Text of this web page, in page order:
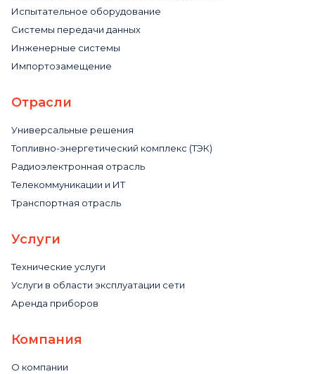
Испытательное оборудование
Системы передачи данных
Инженерные системы
Импортозамещение
Отрасли
Универсальные решения
Топливно-энергетический комплекс (ТЭК)
Радиоэлектронная отрасль
Телекоммуникации и ИТ
Транспортная отрасль
Услуги
Технические услуги
Услуги в области эксплуатации сети
Аренда приборов
Компания
О компании